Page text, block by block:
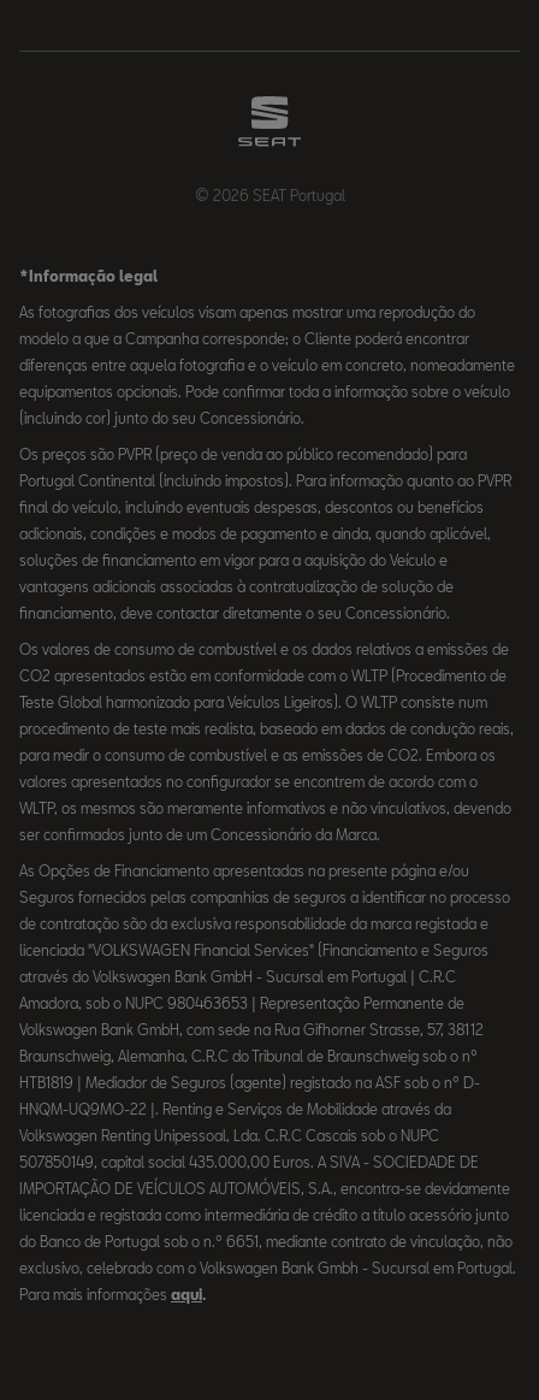
© 2026 SEAT Portugal
*Informação legal
As fotografias dos veículos visam apenas mostrar uma reprodução do
modelo a que a Campanha corresponde; o Cliente poderá encontrar
diferenças entre aquela fotografia e o veículo em concreto, nomeadamente
equipamentos opcionais. Pode confirmar toda a informação sobre o veículo
(incluindo cor) junto do seu Concessionário.
Os preços são PVPR (preço de venda ao público recomendado) para
Portugal Continental (incluindo impostos). Para informação quanto ao PVPR
final do veículo, incluindo eventuais despesas, descontos ou benefícios
adicionais, condições e modos de pagamento e ainda, quando aplicável,
soluções de financiamento em vigor para a aquisição do Veículo e
vantagens adicionais associadas à contratualização de solução de
financiamento, deve contactar diretamente o seu Concessionário.
Os valores de consumo de combustível e os dados relativos a emissões de
CO2 apresentados estão em conformidade com o WLTP (Procedimento de
Teste Global harmonizado para Veículos Ligeiros). O WLTP consiste num
procedimento de teste mais realista, baseado em dados de condução reais,
para medir o consumo de combustível e as emissões de CO2. Embora os
valores apresentados no configurador se encontrem de acordo com o
WLTP, os mesmos são meramente informativos e não vinculativos, devendo
ser confirmados junto de um Concessionário da Marca.
As Opções de Financiamento apresentadas na presente página e/ou
Seguros fornecidos pelas companhias de seguros a identificar no processo
de contratação são da exclusiva responsabilidade da marca registada e
licenciada "VOLKSWAGEN Financial Services" (Financiamento e Seguros
através do Volkswagen Bank GmbH - Sucursal em Portugal | C.R.C
Amadora, sob o NUPC 980463653 | Representação Permanente de
Volkswagen Bank GmbH, com sede na Rua Gifhorner Strasse, 57, 38112
Braunschweig, Alemanha, C.R.C do Tribunal de Braunschweig sob o nº
HTB1819 | Mediador de Seguros (agente) registado na ASF sob o nº D-
HNQM-UQ9MO-22 |. Renting e Serviços de Mobilidade através da
Volkswagen Renting Unipessoal, Lda. C.R.C Cascais sob o NUPC
507850149, capital social 435.000,00 Euros. A SIVA - SOCIEDADE DE
IMPORTAÇÃO DE VEÍCULOS AUTOMÓVEIS, S.A., encontra-se devidamente
licenciada e registada como intermediária de crédito a título acessório junto
do Banco de Portugal sob o n.º 6651, mediante contrato de vinculação, não
exclusivo, celebrado com o Volkswagen Bank Gmbh - Sucursal em Portugal.
Para mais informações aqui.